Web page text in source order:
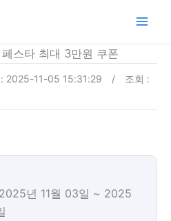
스타 최대 3만원 쿠폰
: 2025-11-05 15:31:29 /
조회 :
년 11월 03일 ~ 2025